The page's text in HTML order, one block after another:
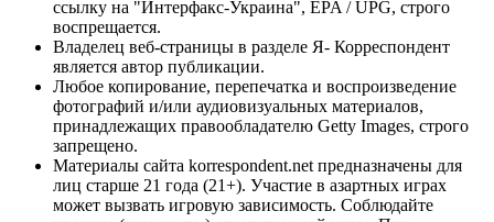
ссылку на "Интерфакс-Украина", EPA / UPG, строго
воспрещается.
Владелец веб-страницы в разделе Я- Корреспондент
является автор публикации.
Любое копирование, перепечатка и воспроизведение
фотографий и/или аудиовизуальных материалов,
принадлежащих правообладателю Getty Images, строго
запрещено.
Материалы сайта korrespondent.net предназначены для
лиц старше 21 года (21+). Участие в азартных играх
может вызвать игровую зависимость. Соблюдайте